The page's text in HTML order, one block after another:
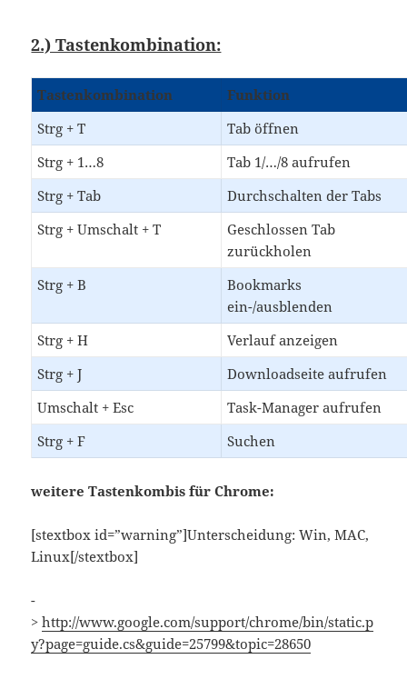
2.) Tastenkombination:
Tastenkombination
Funktion
Strg + T
Tab öffnen
Strg + 1…8
Tab 1/…/8 aufrufen
Strg + Tab
Durchschalten der Tabs
Strg + Umschalt + T
Geschlossen Tab
zurückholen
Strg + B
Bookmarks
ein-/ausblenden
Strg + H
Verlauf anzeigen
Strg + J
Downloadseite aufrufen
Umschalt + Esc
Task-Manager aufrufen
Strg + F
Suchen
weitere Tastenkombis für Chrome:
[stextbox id=”warning”]Unterscheidung: Win, MAC,
Linux[/stextbox]
-
>http://www.google.com/support/chrome/bin/static.p
y?page=guide.cs&guide=25799&topic=28650